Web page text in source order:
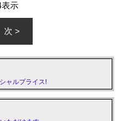
表示
次 >
ャルプライス!